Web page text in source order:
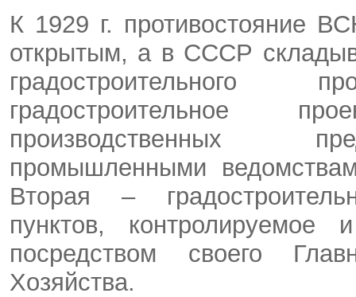
К 1929 г. противостояние
открытым, а в СССР
градостроительное
производственных
промышленными
Вторая –
пунктов,
посредством своего
Хозяйства.